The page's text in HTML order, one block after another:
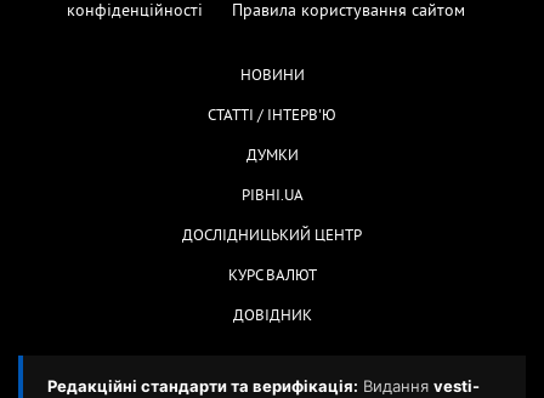
конфіденційності
Правила користування сайтом
НОВИНИ
СТАТТІ / ІНТЕРВ'Ю
ДУМКИ
РІВНІ.UA
ДОСЛІДНИЦЬКИЙ ЦЕНТР
КУРС ВАЛЮТ
ДОВІДНИК
Редакційні стандарти та верифікація: Видання vesti-